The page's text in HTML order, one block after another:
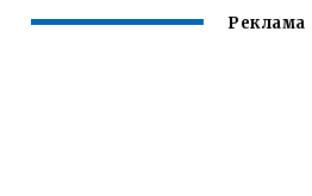
Реклама